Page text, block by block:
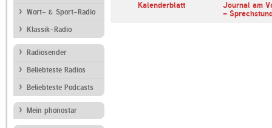
Wort- & Sport-Radio
Klassik-Radio
Radiosender
Beliebteste Radios
Beliebteste Podcasts
Mein phonostar
Jazz
Kalenderblatt
Journal am
-